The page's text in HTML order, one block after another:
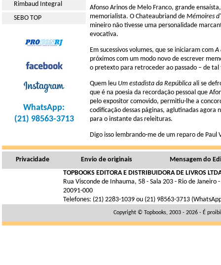
Rimbaud Integral
SEBO TOP
WhatsApp:
(21) 98563-3713
Afonso Arinos de Melo Franco, grande
memorialista. O Chateaubriand de Mémoires
mineiro não tivesse uma personalidade
evocativa.
Em sucessivos volumes, que se iniciaram comA
próximos com um modo novo de escrever
o pretexto para retroceder ao passado – de
Quem leu Um estadista da República ali se
que é na poesia da recordação pessoal que
pelo expositor comovido, permitiu-lhe a
codificação dessas páginas, aglutinadas
para o instante das releituras.
Digo isso lembrando-me de um reparo de
Privacidade Envio de originais
Mensagem do
TOPBOOKS EDITORA E DISTRIBUIDORA DE LIVROS
Rua Visconde de Inhauma, 58 - Sala 203 - Rio de Janeiro -
20091-000
Telefones: (21) 2283-1039 ou (21) 98563-3713
Copyright © Topbooks, 2003 - 2026 - É